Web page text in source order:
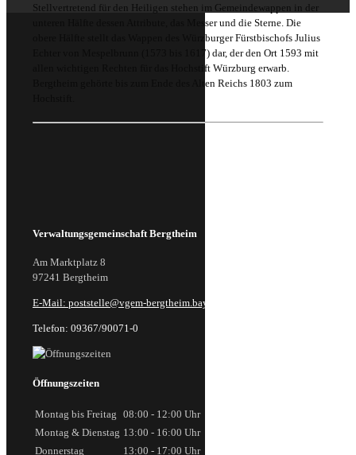
Stellvertretend für den Heiligen stehen im Gemeindewappen in der
unteren Hälfte dessen Attribute, das Messer und die Sterne. Die
obere Hälfte stellt das Wappen des Würzburger Fürstbischofs Julius
Echter von Mespelbrunn (1573 bis 1617) dar, der den Ort 1593 mit
allen wichtigen Rechten für das Hochstift Würzburg erwarb.
Bergtheim gehörte bis zum Ende des Alten Reichs 1803 zum
Verwaltungsgemeinschaft Bergtheim
Am Marktplatz 8
97241 Bergtheim
E-Mail: poststelle@vgem-bergtheim.bayern.de
Telefon: 09367/90071-0
Öffnungszeiten
Montag bis Freitag 08:00 - 12:00 Uhr
Montag & Dienstag 13:00 - 16:00 Uhr
Donnerstag
13:00 - 17:00 Uhr